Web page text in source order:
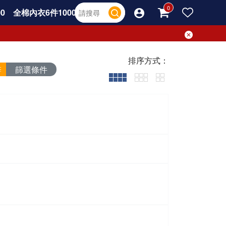
全棉內衣6件1000
篩選條件
排序方式：